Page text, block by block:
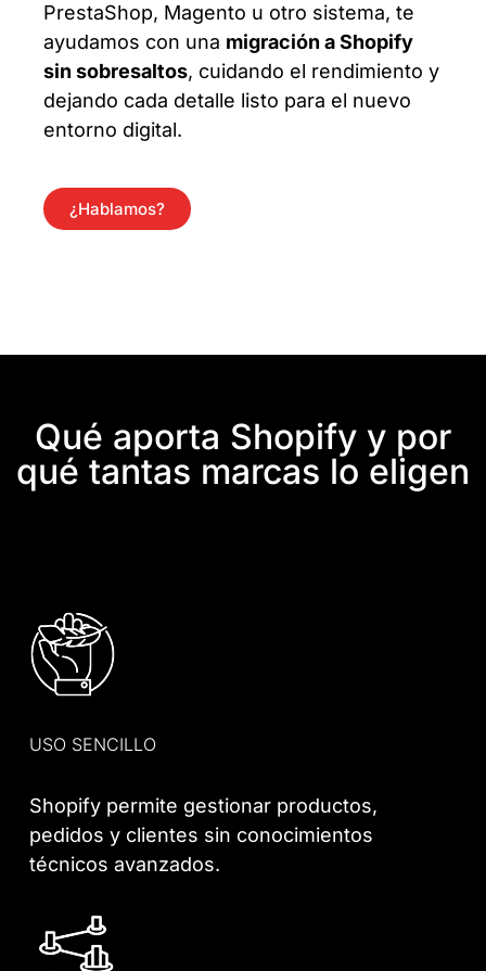
PrestaShop, Magento u otro sistema, te
ayudamos con una migración a Shopify
sin sobresaltos, cuidando el rendimiento y
dejando cada detalle listo para el nuevo
entorno digital.
¿Hablamos?
Qué aporta Shopify y por
qué tantas marcas lo eligen
USO SENCILLO
Shopify permite gestionar productos,
pedidos y clientes sin conocimientos
técnicos avanzados.